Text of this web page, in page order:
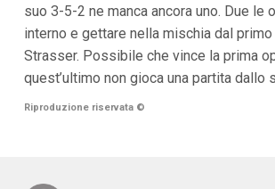
n
i
p
l
V
suo 3-5-2 ne manca ancora uno. Due le
interno e gettare nella mischia dal primo
Strasser. Possibile che vince la prima
quest’ultimo non gioca una partita dallo
Riproduzione riservata ©